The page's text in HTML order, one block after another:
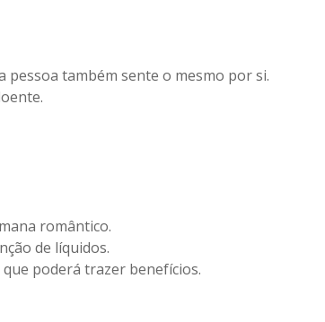
pessoa também sente o mesmo por si.
romântico.
de líquidos.
poderá trazer benefícios.